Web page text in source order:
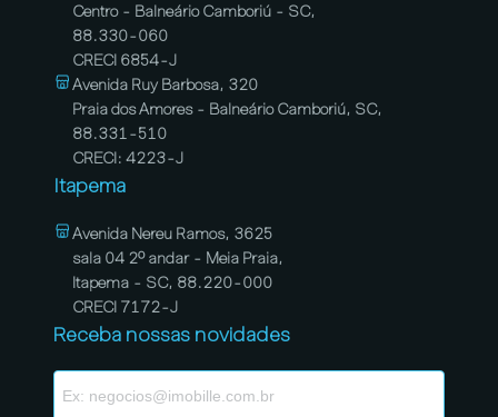
Centro - Balneário Camboriú - SC,
88.330-060
CRECI 6854-J
Avenida Ruy Barbosa, 320
Praia dos Amores - Balneário Camboriú, SC,
88.331-510
CRECI: 4223-J
Itapema
Avenida Nereu Ramos, 3625
sala 04 2º andar - Meia Praia,
Itapema - SC, 88.220-000
CRECI 7172-J
Receba nossas novidades